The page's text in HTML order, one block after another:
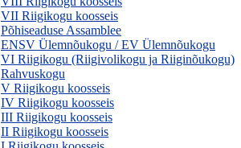
VII Riigikogu koosseis
Põhiseaduse Assamblee
ENSV Ülemnõukogu / EV Ülemnõukogu
VI Riigikogu (Riigivolikogu ja Riiginõukogu)
Rahvuskogu
V Riigikogu koosseis
IV Riigikogu koosseis
III Riigikogu koosseis
II Riigikogu koosseis